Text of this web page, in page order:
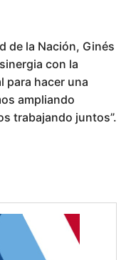
de la Nación, Ginés
con la
para hacer una
ampliando
trabajando juntos”.